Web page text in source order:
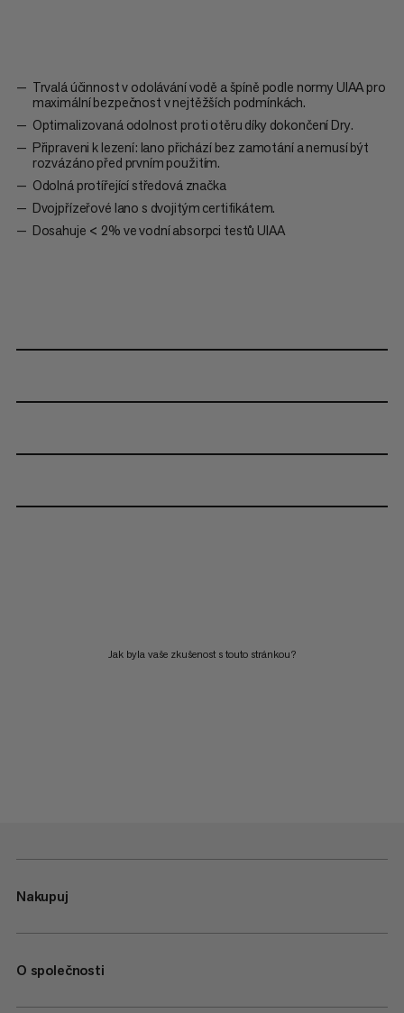
Trvalá účinnost v odolávání vodě a špíně podle normy UIAA pro
maximální bezpečnost v nejtěžších podmínkách.
Optimalizovaná odolnost proti otěru díky dokončení Dry.
Připraveni k lezení: lano přichází bez zamotání a nemusí být
rozvázáno před prvním použitím.
Odolná protířející středová značka
Dvojpřízeřové lano s dvojitým certifikátem.
Dosahuje < 2% ve vodní absorpci testů UIAA
Jak byla vaše zkušenost s touto stránkou?
Nakupuj
O společnosti